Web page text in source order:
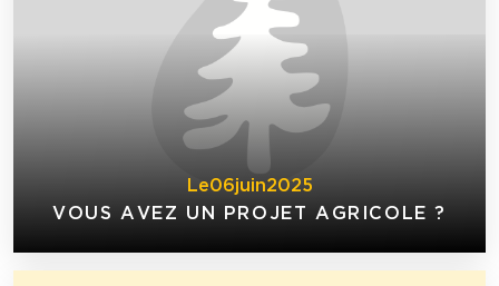
Le06juin2025
VOUS AVEZ UN PROJET AGRICOLE ?